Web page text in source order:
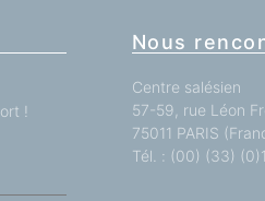
!
Nous
Centre salésien
57-59, rue Léon
75011 PARIS
Tél. : (00) (33)